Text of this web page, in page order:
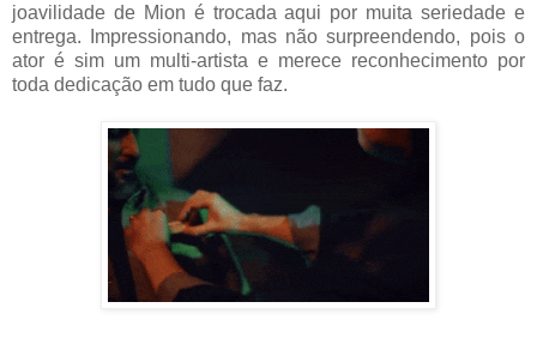
joavilidade de Mion é trocada aqui por muita seriedade e
entrega. Impressionando, mas não surpreendendo, pois o
ator é sim um multi-artista e merece reconhecimento por
toda dedicação em tudo que faz.